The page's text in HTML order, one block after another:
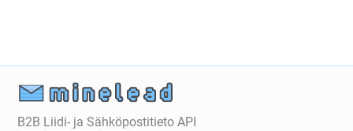
B2B Liidi- ja Sähköpostitieto API